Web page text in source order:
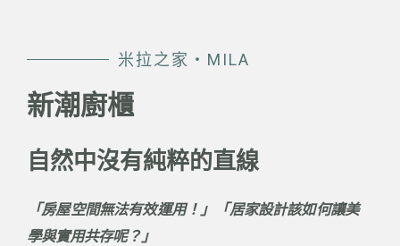
米拉之家・MILA
新潮廚櫃
自然中沒有純粹的直線
「房屋空間無法有效運用！」
「居家設計該如何讓美
學與實用共存呢？」